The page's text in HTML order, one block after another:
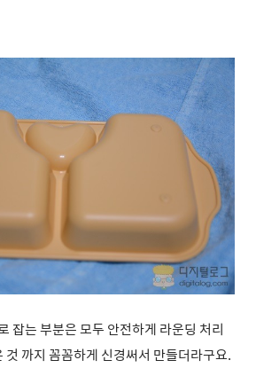
잡는 부분은 모두 안전하게 라운딩 처리
것 까지 꼼꼼하게 신경써서 만들더라구요.